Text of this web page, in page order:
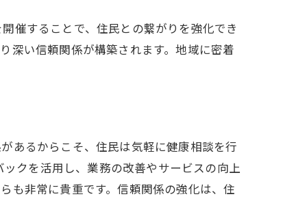
催することで、住民との繋がりを強化でき
深い信頼関係が構築されます。地域に密着
あるからこそ、住民は気軽に健康相談を行
クを活用し、業務の改善やサービスの向上
も非常に貴重です。信頼関係の強化は、住